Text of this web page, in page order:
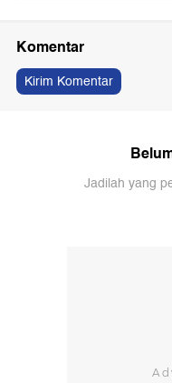
Komentar
Kirim Komentar
Jadilah yang